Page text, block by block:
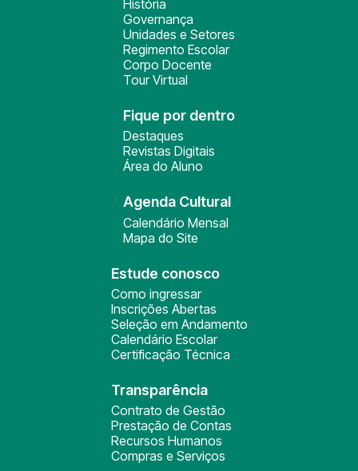
História
Governança
Unidades e Setores
Regimento Escolar
Corpo Docente
Tour Virtual
Fique por dentro
Destaques
Revistas Digitais
Área do Aluno
Agenda Cultural
Calendário Mensal
Mapa do Site
Estude conosco
Como ingressar
Inscrições Abertas
Seleção em Andamento
Calendário Escolar
Certificação Técnica
Transparência
Contrato de Gestão
Prestação de Contas
Recursos Humanos
Compras e Serviços